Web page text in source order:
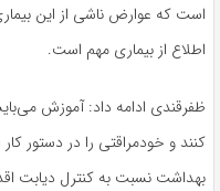
است که عوارض ناشی از این
اطلاع از بیماری مهم است.
ظفرقندی ادامه داد: آموزش
کنند و خودمراقتی را در دستور
بهداشت نسبت به کنترل دیابت